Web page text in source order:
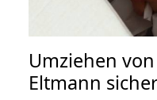
Umziehen von
Eltmann